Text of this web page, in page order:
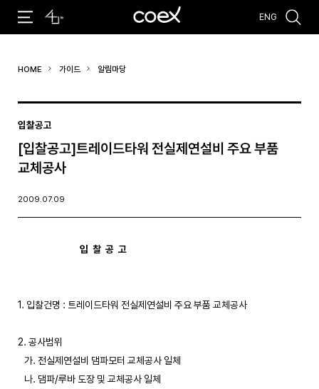
#코엑스 전시 #행사
ENG
HOME 가이드 알림마당
입찰공고
[입찰공고]트레이드타워 전실제연설비 주요 부품
교체공사
2009.07.09
입  찰  공  고
1. 입찰건명 : 트레이드타워 전실제연설비 주요 부품 교체공사
2. 공사범위
   가. 전실제연설비 댐파모터 교체공사 일체
   나. 댐파/루바 도장 및 교체공사 일체